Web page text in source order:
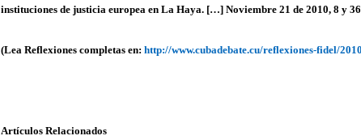
instituciones de justicia europea en La Haya. […] Noviembre 21 de 2010, 8 y
(Lea Reflexiones completas en: http://www.cubadebate.cu/reflexiones-fidel/
Artículos Relacionados